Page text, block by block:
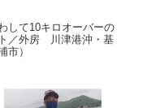
して10キロオーバーの
／外房 川津港沖・基
市）